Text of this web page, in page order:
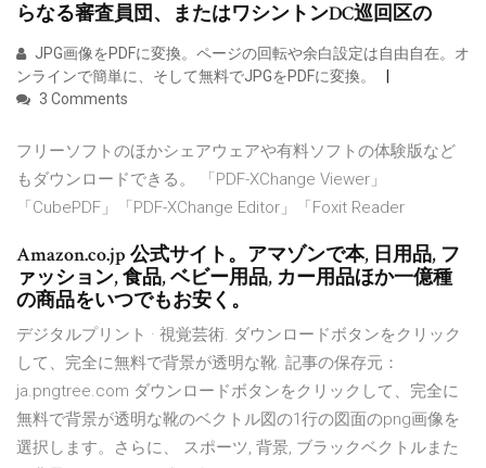
らなる審査員団、またはワシントンDC巡回区の
JPG画像をPDFに変換。ページの回転や余白設定は自由自在。オ
ンラインで簡単に、そして無料でJPGをPDFに変換。
3 Comments
フリーソフトのほかシェアウェアや有料ソフトの体験版など
もダウンロードできる。 「PDF-XChange Viewer」
「CubePDF」「PDF-XChange Editor」「Foxit Reader
Amazon.co.jp 公式サイト。アマゾンで本, 日用品, フ
ァッション, 食品, ベビー用品, カー用品ほか一億種
の商品をいつでもお安く。
デジタルプリント · 視覚芸術. ダウンロードボタンをクリック
して、完全に無料で背景が透明な靴. 記事の保存元：
ja.pngtree.com ダウンロードボタンをクリックして、完全に
無料で背景が透明な靴のベクトル図の1行の図面のpng画像を
選択します。さらに、 スポーツ, 背景, ブラックベクトルまた